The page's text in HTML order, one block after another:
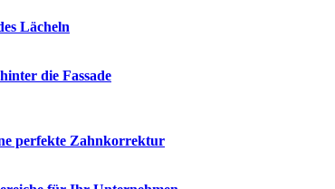
Lächeln
die Fassade
perfekte Zahnkorrektur